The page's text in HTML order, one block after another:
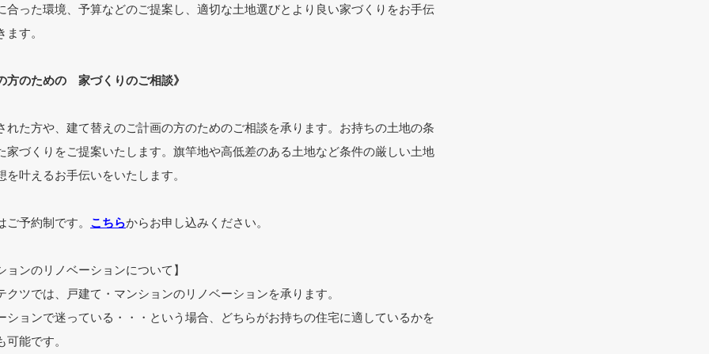
合った環境、予算などのご提案し、適切な土地選びとより良い家づくりをお手伝
す。
方のための 家づくりのご相談》
れた方や、建て替えのご計画の方のためのご相談を承ります。お持ちの土地の条
家づくりをご提案いたします。旗竿地や高低差のある土地など条件の厳しい土地
を叶えるお手伝いをいたします。
予約制です。 こちらからお申し込みください。
ョンのリノベーションについて】
クツでは、戸建て・マンションのリノベーションを承ります。
ションで迷っている・・・という場合、どちらがお持ちの住宅に適しているかを
能です。